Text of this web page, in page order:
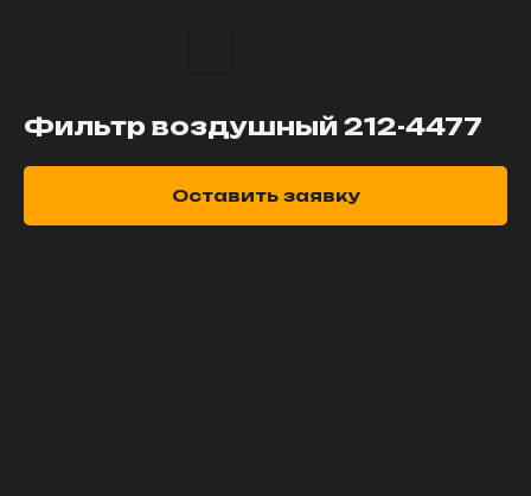
Фильтр воздушный 212-4477
Оставить заявку